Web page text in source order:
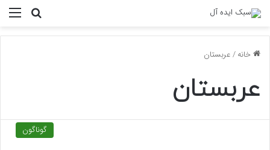
خانه/عربستان
عربستان
گوناگون